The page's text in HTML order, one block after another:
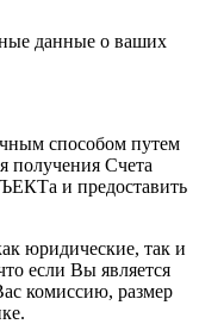
данные о ваших
способом путем
получения Счета
и предоставить
юридические, так и
если Вы является
комиссию, размер